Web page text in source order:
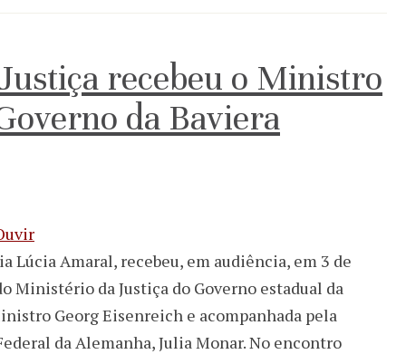
recebeu o Ministro
da Baviera
Lúcia Amaral, recebeu, em audiência, em 3 de
Ministério da Justiça do Governo estadual da
Georg Eisenreich e acompanhada pela
da Alemanha, Julia Monar. No encontro